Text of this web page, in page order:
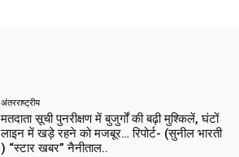
अंतरराष्ट्रीय
मतदाता सूची पुनरीक्षण में बुजुर्गों की बढ़ी मुश्किलें, घंटों
लाइन में खड़े रहने को मजबूर… रिपोर्ट- (सुनील भारती
) “स्टार खबर” नैनीताल..